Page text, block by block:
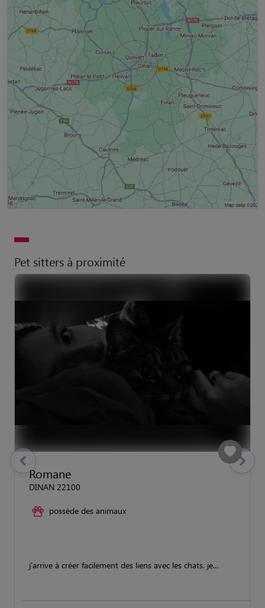
Pet sitters à proximité
Romane
DINAN 22100
possède des animaux
j'arrive à créer facilement des liens avec les chats. je...
previous Suivant